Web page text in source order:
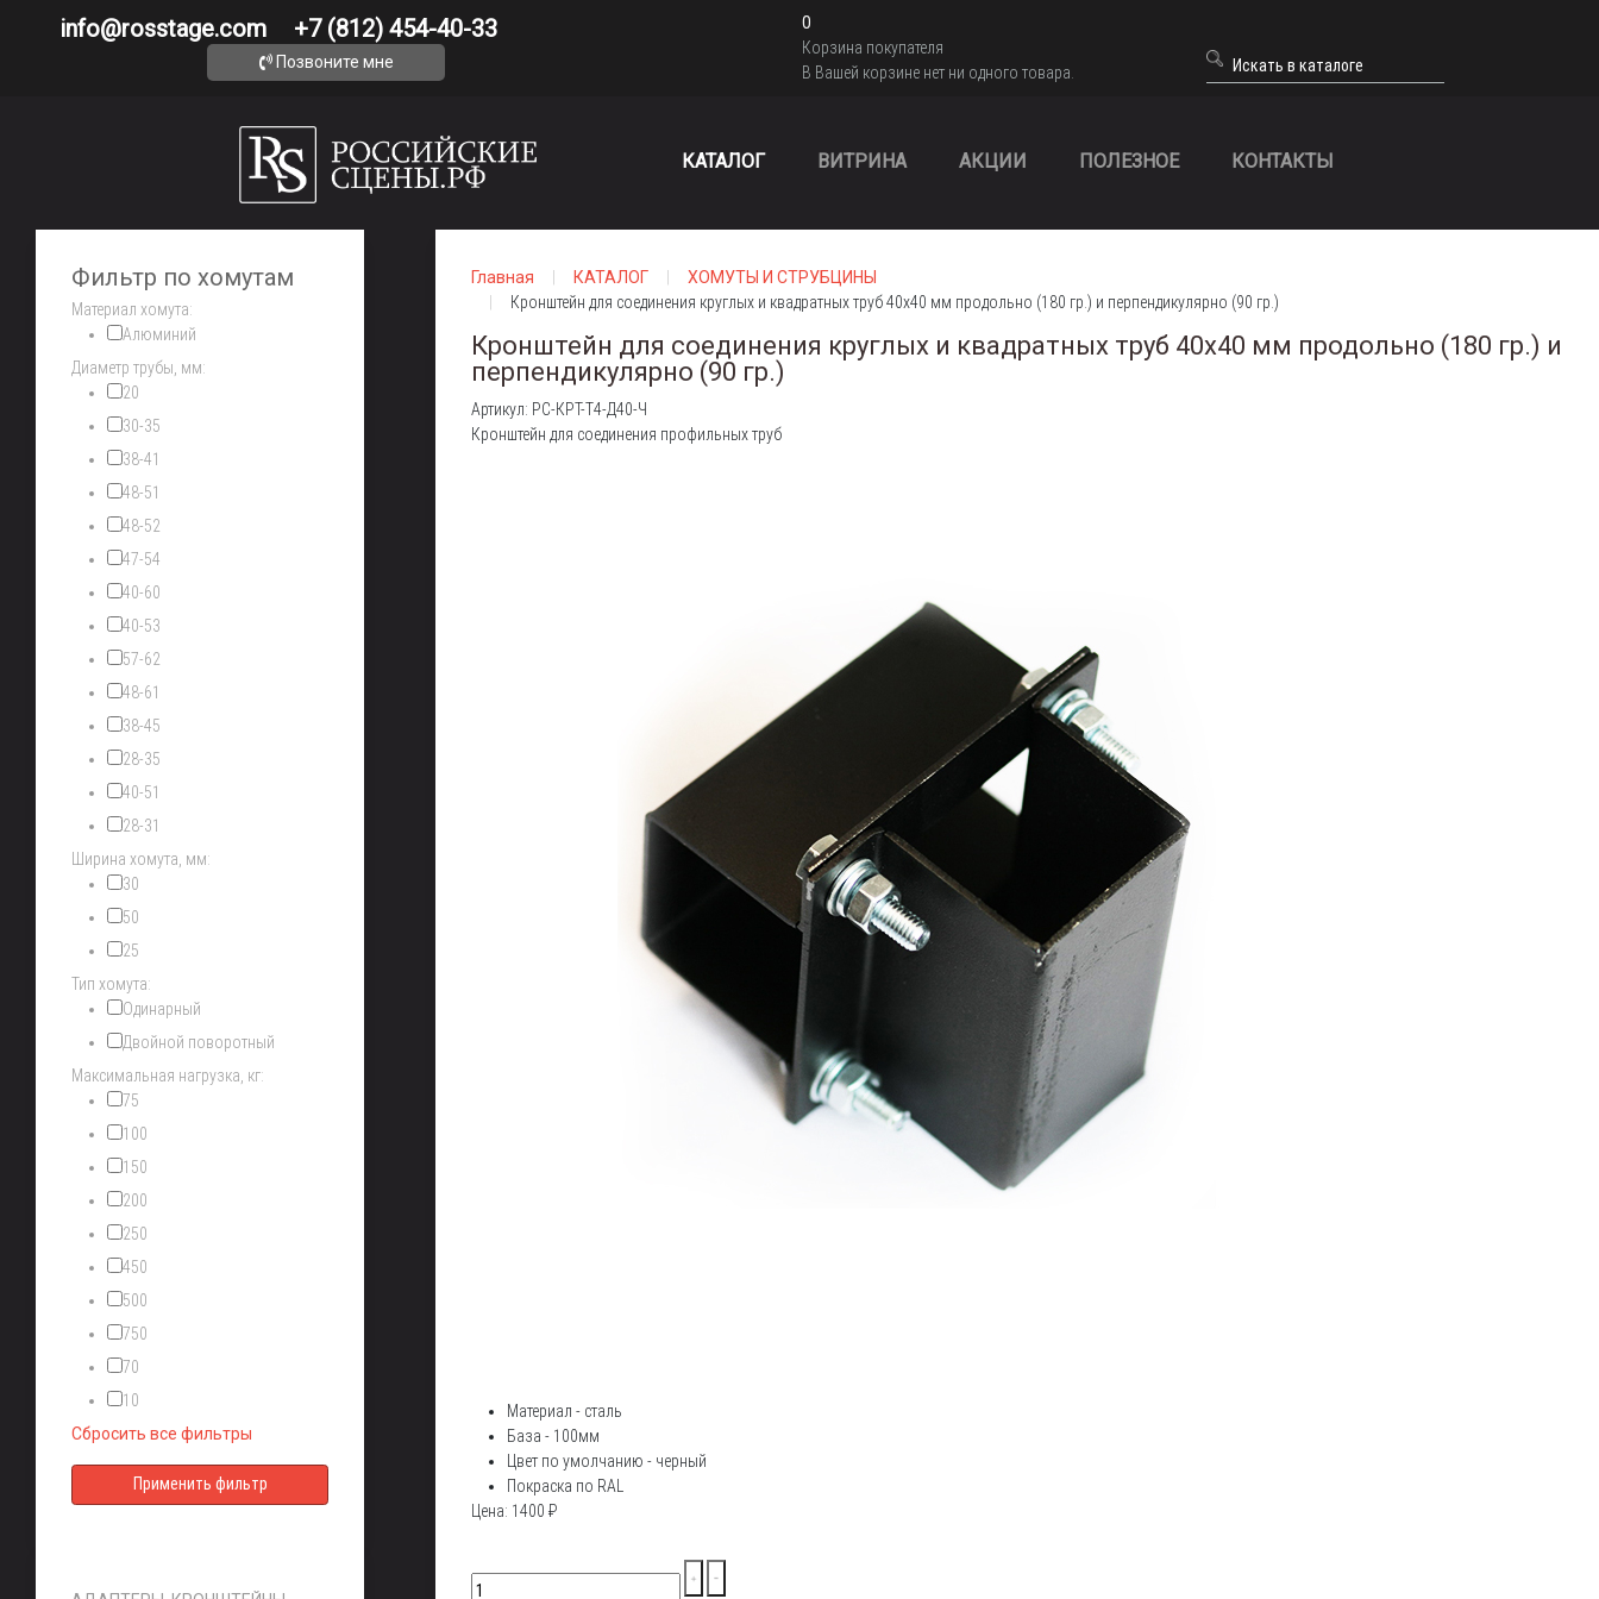
info@rosstage.com +7 (812) 454-40-33
0
Корзина покупателя
В Вашей корзине нет ни одного товара.
Позвоните мне
КАТАЛОГ ВИТРИНА АКЦИИ ПОЛЕЗНОЕ КОНТАКТЫ
Фильтр по хомутам
Материал хомута:
Алюминий
Диаметр трубы, мм:
20
30-35
38-41
48-51
48-52
47-54
40-60
40-53
57-62
48-61
38-45
28-35
40-51
28-31
Ширина хомута, мм:
30
50
25
Тип хомута:
Одинарный
Двойной поворотный
Максимальная нагрузка, кг:
75
100
150
200
250
450
500
750
70
10
Сбросить все фильтры
Главная КАТАЛОГ
ХОМУТЫ И СТРУБЦИНЫ
Кронштейн для соединения круглых и квадратных труб 40х40 мм продольно (180 гр.) и перпендикулярно (90 гр.)
Кронштейн для соединения круглых и квадратных труб 40х40 мм продольно (180 гр.) и
перпендикулярно (90 гр.)
Артикул: РС-КРТ-Т4-Д40-Ч
Кронштейн для соединения профильных труб
Материал - сталь
База - 100мм
Цвет по умолчанию - черный
Покраска по RAL
Цена: 1400 ₽